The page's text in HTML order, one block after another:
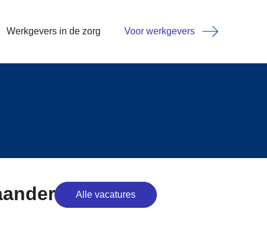
Werkgevers in de zorg Voor werkgevers
Alle vacatures